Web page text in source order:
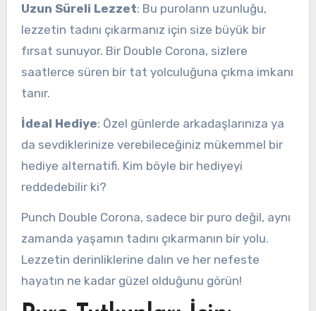
Uzun Süreli Lezzet: Bu puroların uzunluğu,
lezzetin tadını çıkarmanız için size büyük bir
fırsat sunuyor. Bir Double Corona, sizlere
saatlerce süren bir tat yolculuğuna çıkma imkanı
tanır.
İdeal Hediye: Özel günlerde arkadaşlarınıza ya
da sevdiklerinize verebileceğiniz mükemmel bir
hediye alternatifi. Kim böyle bir hediyeyi
reddedebilir ki?
Punch Double Corona, sadece bir puro değil, aynı
zamanda yaşamın tadını çıkarmanın bir yolu.
Lezzetin derinliklerine dalın ve her nefeste
hayatın ne kadar güzel olduğunu görün!